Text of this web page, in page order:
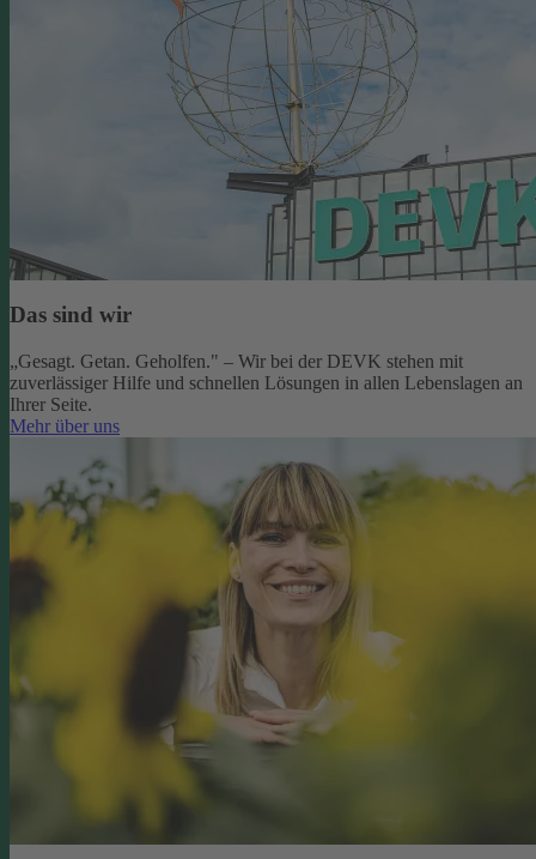
Das sind wir
„Gesagt. Getan. Geholfen." – Wir bei der DEVK stehen mit
zuverlässiger Hilfe und schnellen Lösungen in allen Lebenslagen an
Ihrer Seite.
Mehr über uns